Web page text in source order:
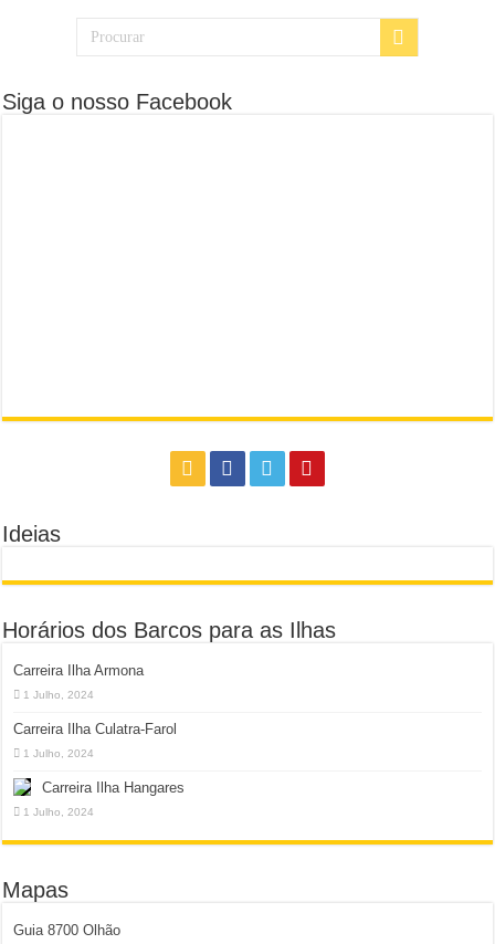
Siga o nosso Facebook
Ideias
Horários dos Barcos para as Ilhas
Carreira Ilha Armona
1 Julho, 2024
Carreira Ilha Culatra-Farol
1 Julho, 2024
Carreira Ilha Hangares
1 Julho, 2024
Mapas
Guia 8700 Olhão